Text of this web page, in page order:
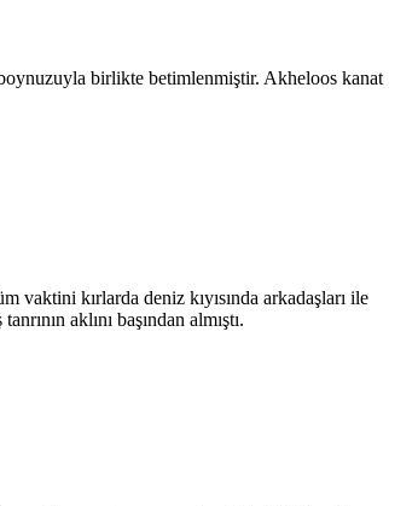
birlikte betimlenmiştir. Akheloos kanat
vaktini kırlarda deniz kıyısında arkadaşları ile
aklını başından almıştı.